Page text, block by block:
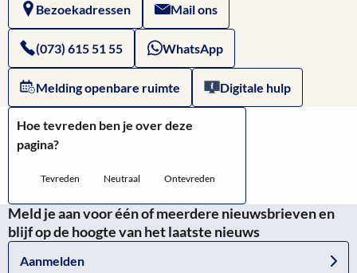
het
Omgevingsloket
Bezoekadressen Mail ons
(073) 615 51 55 WhatsApp
Melding openbare ruimte Digitale hulp
Hoe tevreden ben je over deze
pagina?
Tevreden Neutraal Ontevreden
Meld je aan voor één of meerdere nieuwsbrieven en
blijf op de hoogte van het laatste nieuws
Aanmelden